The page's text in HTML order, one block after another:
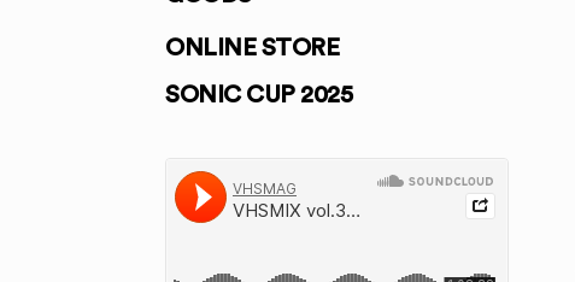
ONLINE STORE
SONIC CUP 2025